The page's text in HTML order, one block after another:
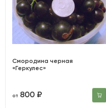
Смородина черная
«Геркулес»
от 800 ₽